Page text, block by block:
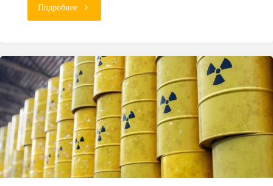
Подробнее"Эксперт:
не
готова
к
адекватному
обращению